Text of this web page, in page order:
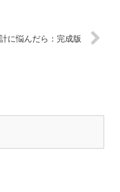
に悩んだら：完成版